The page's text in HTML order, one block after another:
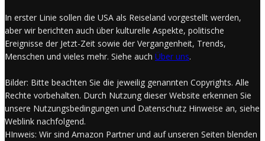
In erster Linie sollen die USA als Reiseland vorgestellt werden,
aber wir berichten auch über kulturelle Aspekte, politische
Ereignisse der Jetzt-Zeit sowie der Vergangenheit, Trends,
Menschen und vieles mehr. Siehe auch Über uns.
Bilder: Bitte beachten Sie die jeweilig genannten Copyrights. Alle
Rechte vorbehalten. Durch Nutzung dieser Website erkennen Sie
unsere Nutzungsbedingungen und Datenschutz Hinweise an, siehe
Weblink nachfolgend.
HInweis: Wir sind Amazon Partner und auf unseren Seiten blenden